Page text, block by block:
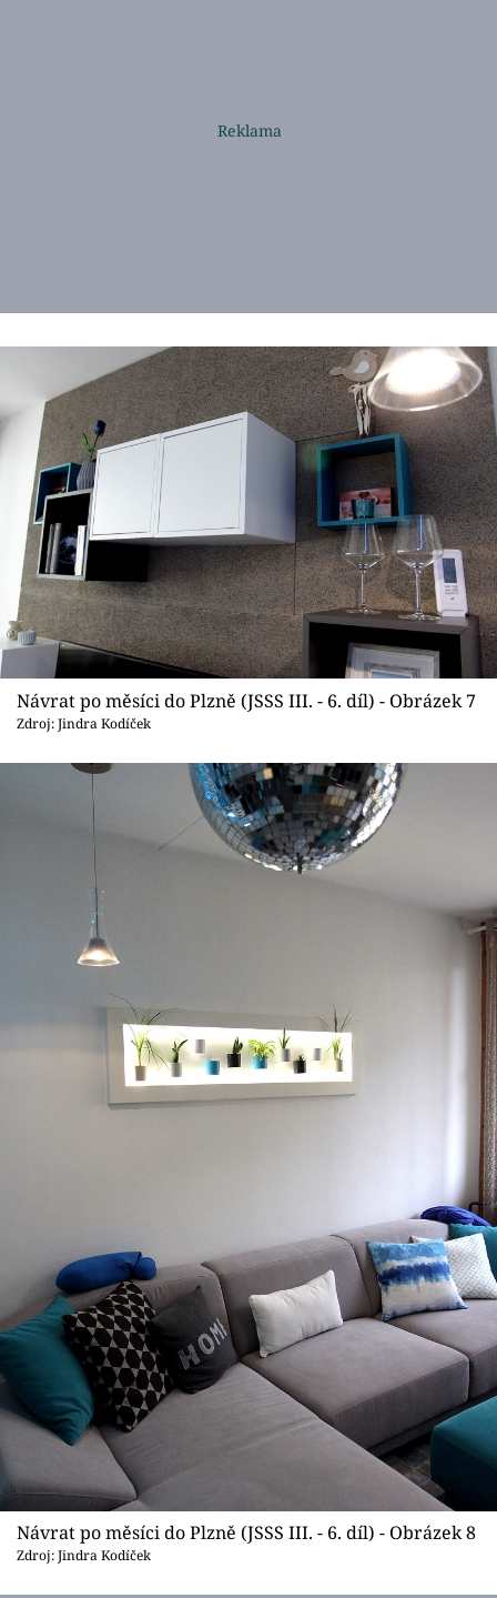
Návrat po měsíci do Plzně (JSSS III. - 6. díl) - Obrázek 7
Zdroj: Jindra Kodíček
Návrat po měsíci do Plzně (JSSS III. - 6. díl) - Obrázek 8
Zdroj: Jindra Kodíček